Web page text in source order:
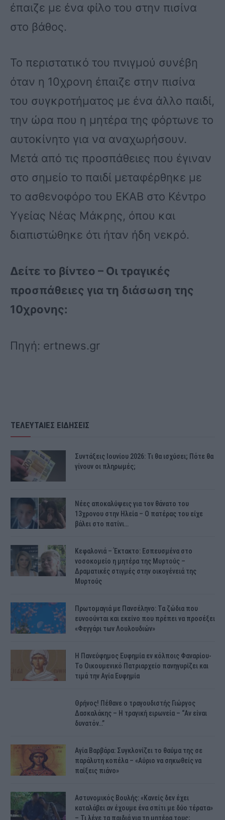
έπαιζε με ένα φίλο του στην πισίνα
στο βάθος.
Το περιστατικό του πνιγμού συνέβη
όταν η 10χρονη έπαιζε στην πισίνα
του συγκροτήματος με ένα άλλο παιδί,
την ώρα που η μητέρα της φόρτωνε το
αυτοκίνητο για να αναχωρήσουν.
Mετά από τις προσπάθειες που έγιναν
στο σημείο τo παιδί μεταφέρθηκε με
το ασθενοφόρο του ΕΚΑΒ στο Κέντρο
Υγείας Νέας Μάκρης, όπου και
διαπιστώθηκε ότι ήταν ήδη νεκρό.
Δείτε το βίντεο – Οι τραγικές
προσπάθειες για τη διάσωση της
10χρονης:
Πηγή: ertnews.gr
ΤΕΛΕΥΤΑΙΕΣ ΕΙΔΗΣΕΙΣ
Συντάξεις Ιουνίου 2026: Τι θα ισχύσει; Πότε θα
γίνουν οι πληρωμές;
Νέες αποκαλύψεις για τον θάνατο του
13χρονου στην Ηλεία – Ο πατέρας του είχε
βάλει στο πατίνι…
Κεφαλονιά – Έκτακτο: Εσπευσμένα στο
νοσοκομείο η μητέρα της Μυρτούς –
Δραματικές στιγμές στην οικογένειά της
Μυρτούς
Πρωτομαγιά με Πανσέληνο: Τα ζώδια που
ευνοούνται και εκείνο που πρέπει να προσέξει
«Φεγγάρι των Λουλουδιών»
H Πανεύφημος Ευφημία εν κόλποις Φαναρίου-
Το Οικουμενικό Πατριαρχείο πανηγυρίζει και
τιμά την Αγία Ευφημία
Θρήνος! Πέθανε ο τραγουδιστής Γιώργος
Δασκαλάκης – Η τραγική ειρωνεία – “Αν είναι
δυνατόν…”
Αγία Βαρβάρα: Συγκλονίζει το θαύμα της σε
παράλυτη κοπέλα – «Αύριο να σηκωθείς να
παίξεις πιάνο»
Αστυνομικός Bουλής: «Κανείς δεν έχει
καταλάβει αν έχουμε ένα σπίτι με δύο τέρατα»
– Τι λένε τα παιδιά για τη μητέρα τους;